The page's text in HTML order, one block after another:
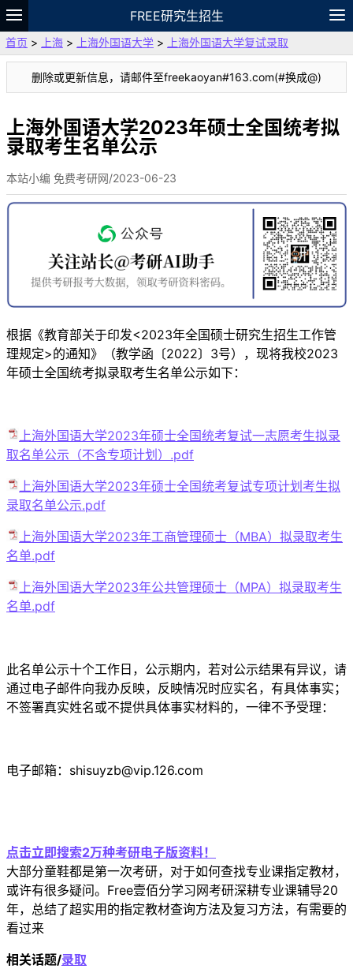
FREE研究生招生
题库
故事 专题 APP 笔记
论坛
VIP
资料
首页 > 上海 > 上海外国语大学 > 上海外国语大学复试录取
删除或更新信息，请邮件至freekaoyan#163.com(#换成@)
上海外国语大学2023年硕士全国统考拟
录取考生名单公示
本站小编 免费考研网/2023-06-23
根据《教育部关于印发<2023年全国硕士研究生招生工作管
理规定>的通知》（教学函〔2022〕3号），现将我校2023
年硕士全国统考拟录取考生名单公示如下：
上海外国语大学2023年硕士全国统考复试一志愿考生拟录
取名单公示（不含专项计划）.pdf
上海外国语大学2023年硕士全国统考复试专项计划考生拟
录取名单公示.pdf
上海外国语大学2023年工商管理硕士（MBA）拟录取考生
名单.pdf
上海外国语大学2023年公共管理硕士（MPA）拟录取考生
名单.pdf
此名单公示十个工作日，公示期内，若对公示结果有异议，请
通过电子邮件向我办反映，反映情况时应实名，有具体事实；
不签署真实姓名或不提供具体事实材料的，一律不予受理：
电子邮箱：shisuyzb@vip.126.com
点击立即搜索2万种考研电子版资料！
大部分童鞋都是第一次考研，对于如何查找专业课指定教材，
或许有很多疑问。Free壹佰分学习网考研深耕专业课辅导20
年，总结了超实用的指定教材查询方法及复习方法，有需要的
看过来
相关话题/录取